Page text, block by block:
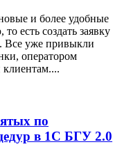
и более удобные
есть создать заявку
Все уже привыкли
оператором
клиентам....
по
в 1С БГУ 2.0